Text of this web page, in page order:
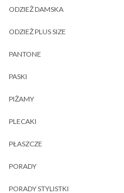
ODZIEŻ DAMSKA
ODZIEŻ PLUS SIZE
PANTONE
PASKI
PIŻAMY
PLECAKI
PŁASZCZE
PORADY
PORADY STYLISTKI